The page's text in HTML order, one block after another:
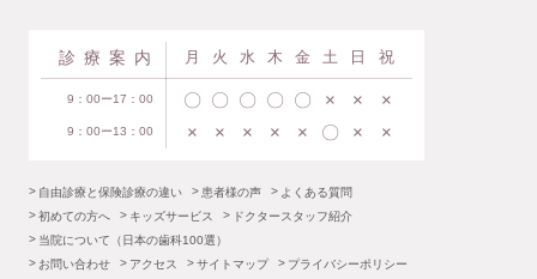
診療案内 月 火 水 木 金 土 日 祝
9：00ー17：00 〇 〇 〇 〇 〇 × × ×
9：00ー13：00 × × × × × 〇 × ×
自由診療と保険診療の違い 患者様の声
よくある質問
初めての方へ
キッズサービス
ドクタースタッフ紹介
当院について（日本の歯科100選）
お問い合わせ
アクセス サイトマップ
プライバシーポリシー